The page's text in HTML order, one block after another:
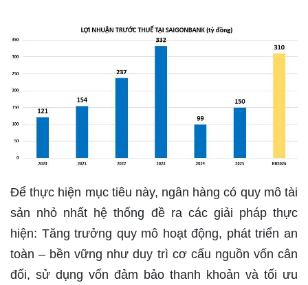
Để thực hiện mục tiêu này, ngân hàng có quy mô tài
sản nhỏ nhất hệ thống đề ra các giải pháp thực
hiện: Tăng trưởng quy mô hoạt động, phát triển an
toàn – bền vững như duy trì cơ cấu nguồn vốn cân
đối, sử dụng vốn đảm bảo thanh khoản và tối ưu